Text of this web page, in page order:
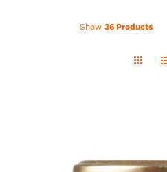
Montsec
Show 36 Products